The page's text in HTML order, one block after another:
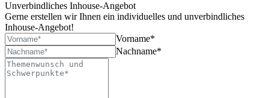
Unverbindliches Inhouse-Angebot
Gerne erstellen wir Ihnen ein individuelles und unverbindliches
Inhouse-Angebot!
Vorname*
Nachname*